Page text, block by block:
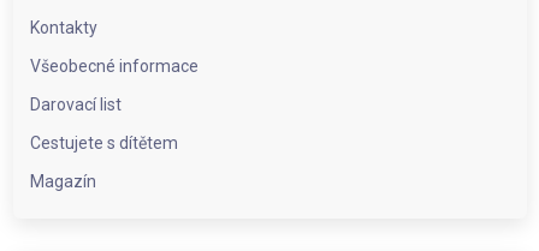
Kontakty
Všeobecné informace
Darovací list
Cestujete s dítětem
Magazín